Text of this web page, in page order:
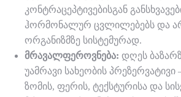
კონტრაცეპტივებისგან
ჰორმონალურ ცვლილებებს და
ორგანიზმზე სისტემურად.
მრავალფეროვნება: დღეს
უამრავი სახეობის
ზომის, ფერის, ტექსტურისა და